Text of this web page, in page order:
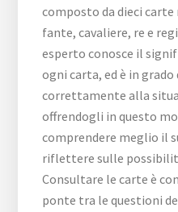
composto da dieci
fante, cavaliere, re e
esperto conosce il
ogni carta, ed è in
correttamente alla
offrendogli in questo
comprendere meglio il
riflettere sulle
Consultare le carte è
ponte tra le questioni